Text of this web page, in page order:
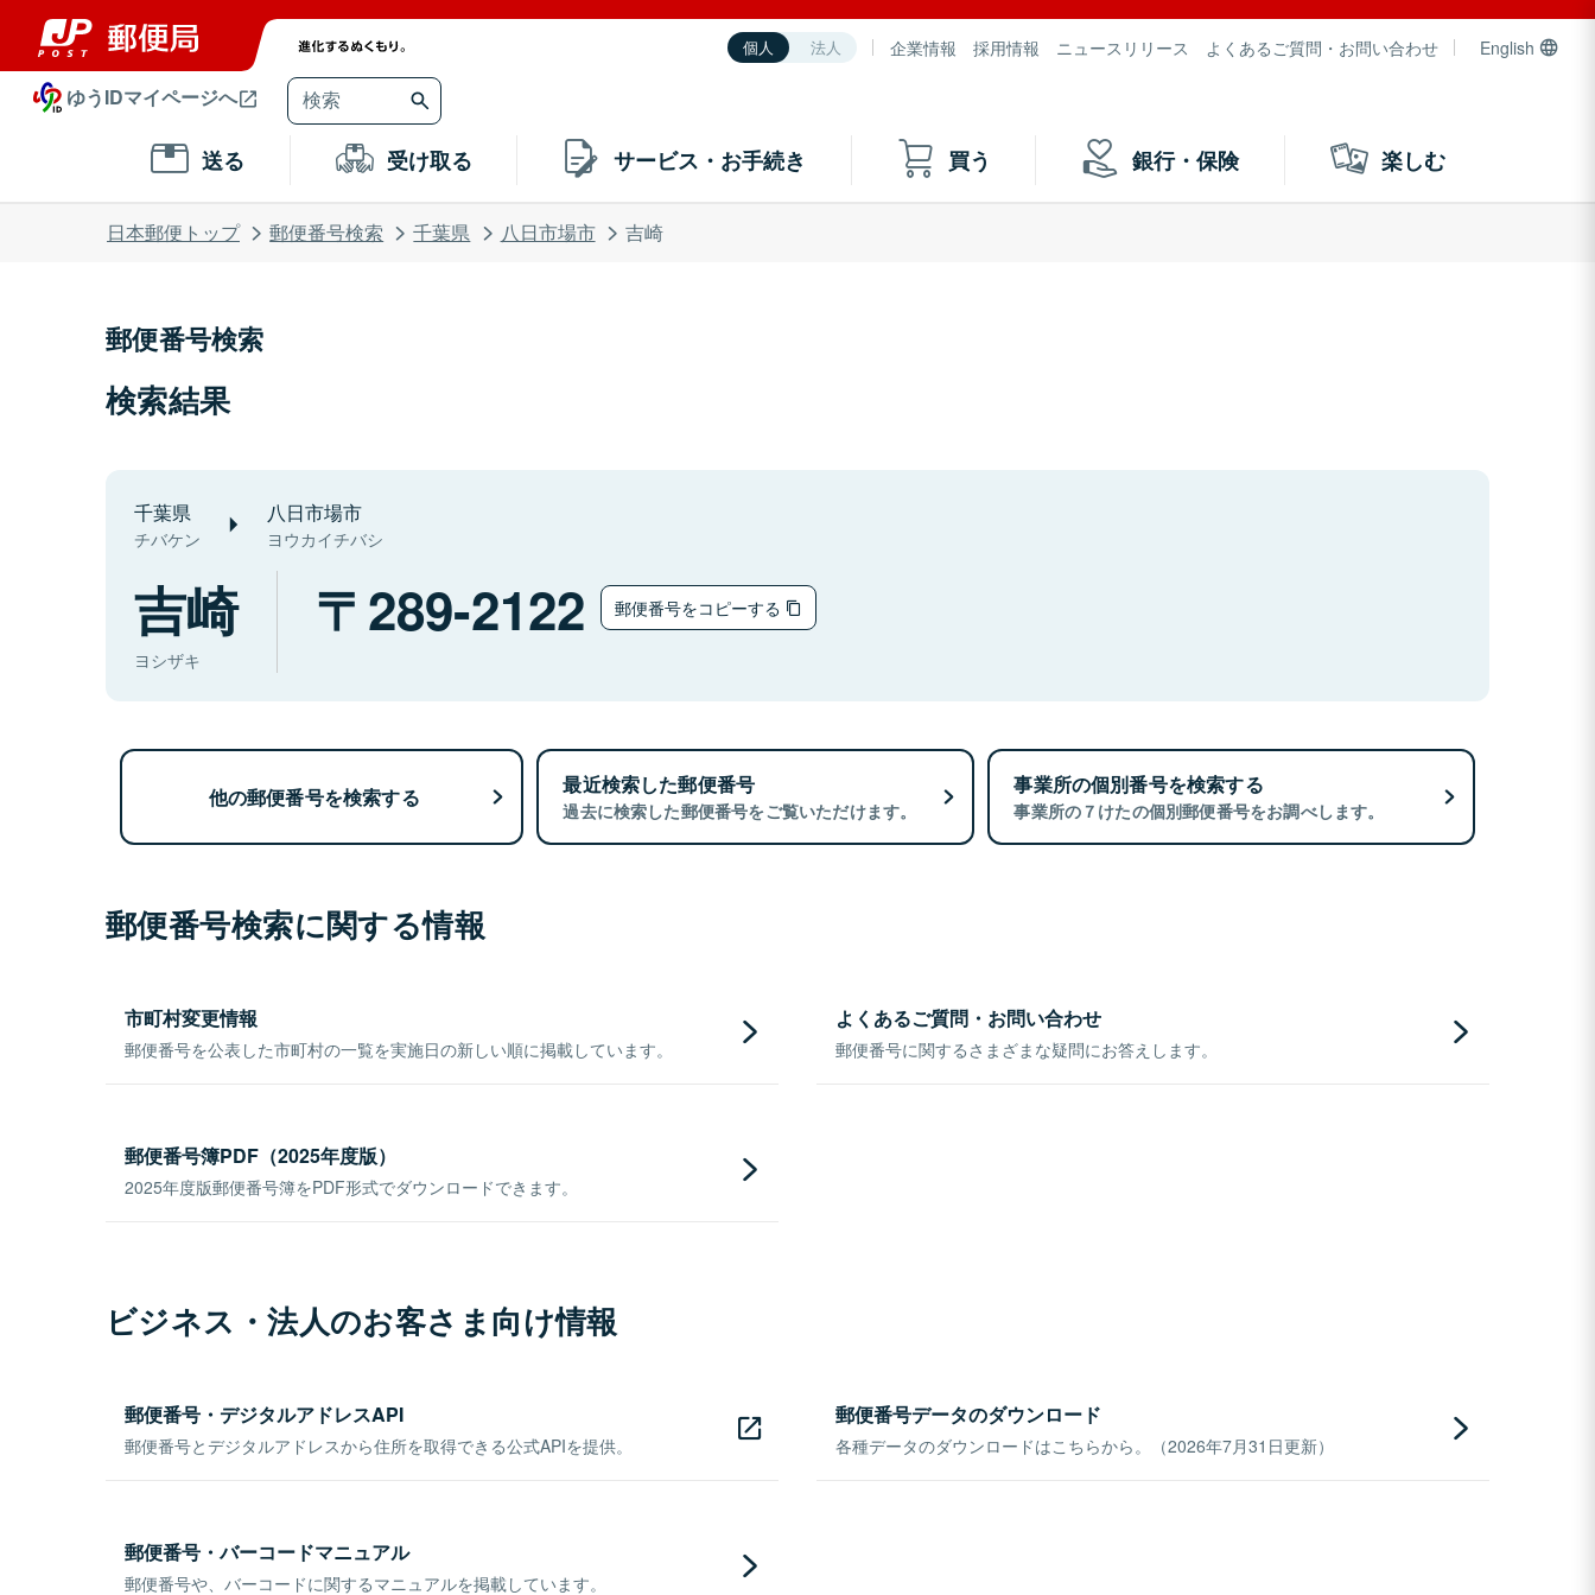
個人 法人 企業情報 採用情報 ニュースリリース よくあるご質問・お問い合わせ English
ゆうIDマイページへ
送る 受け取る サービス・お手続き 買う 銀行・保険 楽しむ
日本郵便トップ 郵便番号検索 千葉県 八日市場市 吉崎
郵便番号検索
検索結果
千葉県
チバケン
八日市場市
ヨウカイチバシ
吉崎
ヨシザキ
289-2122 郵便番号をコピーする
他の郵便番号を検索する 最近検索した郵便番号
過去に検索した郵便番号をご覧いただけます。
事業所の個別番号を検索する
事業所の７けたの個別郵便番号をお調べします。
郵便番号検索に関する情報
市町村変更情報
郵便番号を公表した市町村の一覧を実施日の新しい順に掲載しています。
よくあるご質問・お問い合わせ
郵便番号に関するさまざまな疑問にお答えします。
郵便番号簿PDF（2025年度版）
2025年度版郵便番号簿をPDF形式でダウンロードできます。
ビジネス・法人のお客さま向け情報
郵便番号・デジタルアドレスAPI
郵便番号とデジタルアドレスから住所を取得できる公式APIを提供。
郵便番号データのダウンロード
各種データのダウンロードはこちらから。（2026年7月31日更新）
郵便番号・バーコードマニュアル
郵便番号や、バーコードに関するマニュアルを掲載しています。